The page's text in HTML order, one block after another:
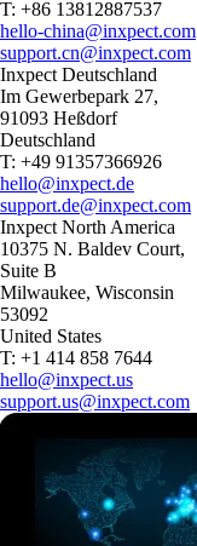
T: +86 13812887537
hello-china@inxpect.com
support.cn@inxpect.com
Inxpect Deutschland
Im Gewerbepark 27,
91093 Heßdorf
Deutschland
T: +49 91357366926
hello@inxpect.de
support.de@inxpect.com
Inxpect North America
10375 N. Baldev Court,
Suite B
Milwaukee, Wisconsin
53092
United States
T: +1 414 858 7644
hello@inxpect.us
support.us@inxpect.com